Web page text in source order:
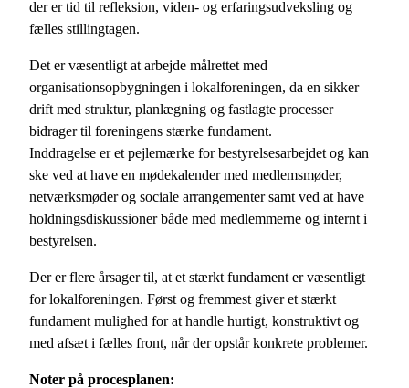
der er tid til refleksion, viden- og erfaringsudveksling og
fælles stillingtagen.
Det er væsentligt at arbejde målrettet med
organisationsopbygningen i lokalforeningen, da en sikker
drift med struktur, planlægning og fastlagte processer
bidrager til foreningens stærke fundament.
Inddragelse er et pejlemærke for bestyrelsesarbejdet og kan
ske ved at have en mødekalender med medlemsmøder,
netværksmøder og sociale arrangementer samt ved at have
holdningsdiskussioner både med medlemmerne og internt i
bestyrelsen.
Der er flere årsager til, at et stærkt fundament er væsentligt
for lokalforeningen. Først og fremmest giver et stærkt
fundament mulighed for at handle hurtigt, konstruktivt og
med afsæt i fælles front, når der opstår konkrete problemer.
Noter på procesplanen: